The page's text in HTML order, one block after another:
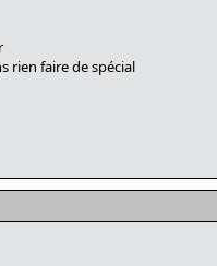
rien faire de spécial